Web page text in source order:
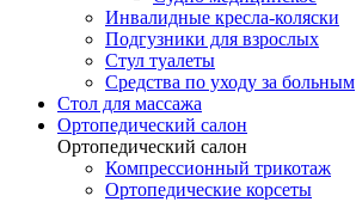
Инвалидные кресла-коляски
Подгузники для взрослых
Стул туалеты
Средства по уходу за больным
Cтол для массажа
Ортопедический салон
Ортопедический салон
Компрессионный трикотаж
Ортопедические корсеты